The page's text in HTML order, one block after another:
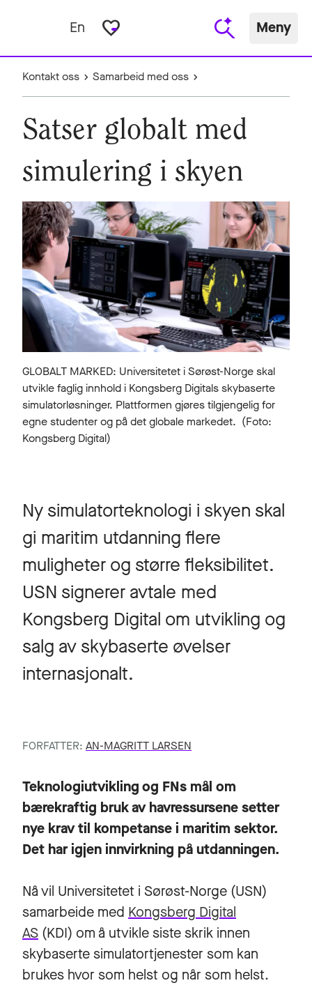
En favorite_border Meny
Kontakt oss Samarbeid med oss
Satser globalt med
simulering i skyen
GLOBALT MARKED: Universitetet i Sørøst-Norge skal
utvikle faglig innhold i Kongsberg Digitals skybaserte
simulatorløsninger. Plattformen gjøres tilgjengelig for
egne studenter og på det globale markedet. (Foto:
Kongsberg Digital)
Ny simulatorteknologi i skyen skal
gi maritim utdanning flere
muligheter og større fleksibilitet.
USN signerer avtale med
Kongsberg Digital om utvikling og
salg av skybaserte øvelser
internasjonalt.
FORFATTER: AN-MAGRITT LARSEN
Teknologiutvikling og FNs mål om
bærekraftig bruk av havressursene setter
nye krav til kompetanse i maritim sektor.
Det har igjen innvirkning på utdanningen.
Nå vil Universitetet i Sørøst-Norge (USN)
samarbeide med Kongsberg Digital
AS (KDI) om å utvikle siste skrik innen
skybaserte simulatortjenester som kan
brukes hvor som helst og når som helst.